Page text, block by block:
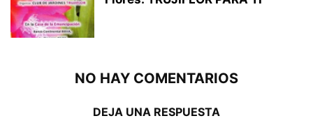
NO HAY COMENTARIOS
DEJA UNA RESPUESTA